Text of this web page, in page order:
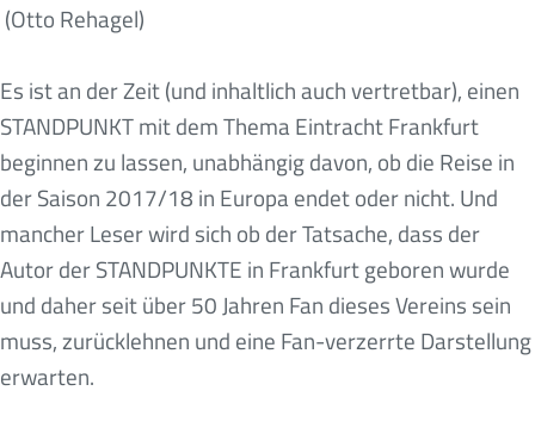
(Otto Rehagel)
Es ist an der Zeit (und inhaltlich auch vertretbar), einen
STANDPUNKT mit dem Thema Eintracht Frankfurt
beginnen zu lassen, unabhängig davon, ob die Reise in
der Saison 2017/18 in Europa endet oder nicht. Und
mancher Leser wird sich ob der Tatsache, dass der
Autor der STANDPUNKTE in Frankfurt geboren wurde
und daher seit über 50 Jahren Fan dieses Vereins sein
muss, zurücklehnen und eine Fan-verzerrte Darstellung
erwarten.